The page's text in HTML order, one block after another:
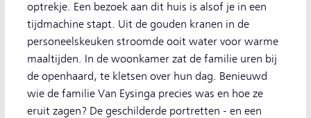
optrekje. Een bezoek aan dit huis is alsof je in een
tijdmachine stapt. Uit de gouden kranen in de
personeelskeuken stroomde ooit water voor warme
maaltijden. In de woonkamer zat de familie uren bij
de openhaard, te kletsen over hun dag. Benieuwd
wie de familie Van Eysinga precies was en hoe ze
eruit zagen? De geschilderde portretten - en een